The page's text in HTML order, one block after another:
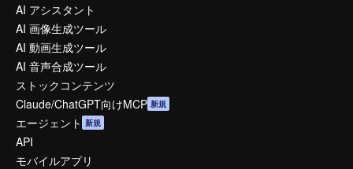
AI アシスタント
AI 画像生成ツール
AI 動画生成ツール
AI 音声合成ツール
ストックコンテンツ
Claude/ChatGPT向けMCP 新規
エージェント 新規
API
モバイルアプリ